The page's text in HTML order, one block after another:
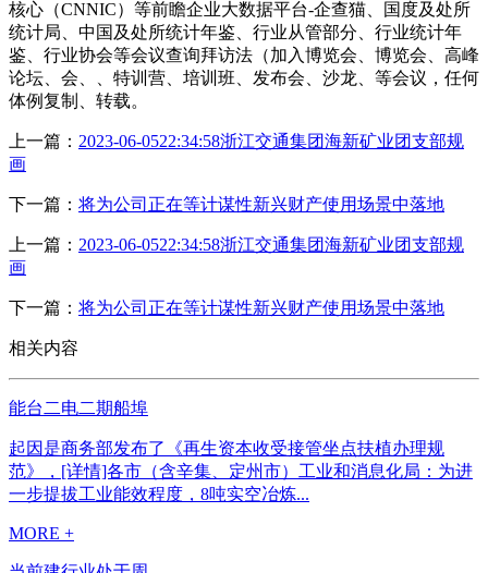
核心（CNNIC）等前瞻企业大数据平台-企查猫、国度及处所
统计局、中国及处所统计年鉴、行业从管部分、行业统计年
鉴、行业协会等会议查询拜访法（加入博览会、博览会、高峰
论坛、会、、特训营、培训班、发布会、沙龙、等会议，任何
体例复制、转载。
上一篇： 2023-06-0522:34:58浙江交通集团海新矿业团支部规
画
下一篇： 将为公司正在等计谋性新兴财产使用场景中落地
上一篇： 2023-06-0522:34:58浙江交通集团海新矿业团支部规
画
下一篇： 将为公司正在等计谋性新兴财产使用场景中落地
相关内容
能台二电二期船埠
起因是商务部发布了《再生资本收受接管坐点扶植办理规
范》，[详情]各市（含辛集、定州市）工业和消息化局：为进
一步提拔工业能效程度，8吨实空冶炼...
MORE +